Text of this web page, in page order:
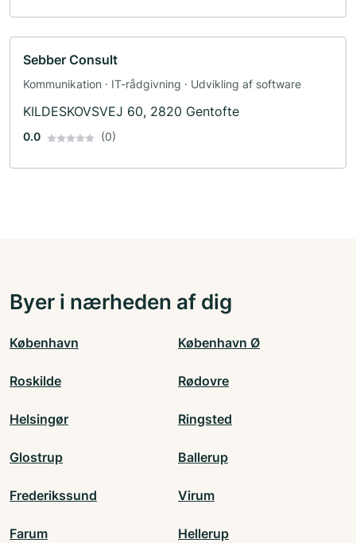
Sebber Consult
Kommunikation · IT-rådgivning · Udvikling af software
KILDESKOVSVEJ 60, 2820 Gentofte
0.0 (0)
Byer i nærheden af dig
København København Ø
Roskilde Rødovre
Helsingør Ringsted
Glostrup Ballerup
Frederikssund Virum
Farum Hellerup